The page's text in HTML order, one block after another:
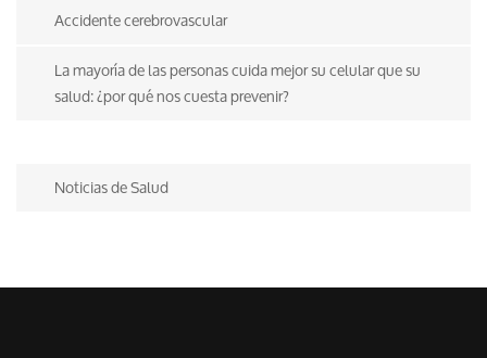
Accidente cerebrovascular
La mayoría de las personas cuida mejor su celular que su
salud: ¿por qué nos cuesta prevenir?
Noticias de Salud